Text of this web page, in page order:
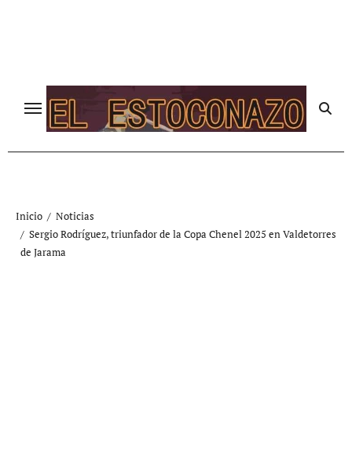
Inicio
Noticias
Sergio Rodríguez, triunfador de la Copa Chenel 2025 en Valdetorres
de Jarama